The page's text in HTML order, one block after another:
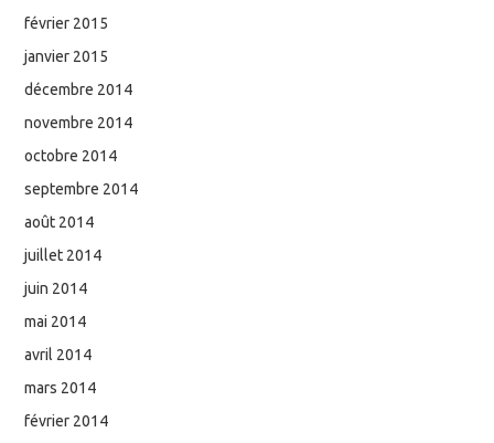
février 2015
janvier 2015
décembre 2014
novembre 2014
octobre 2014
septembre 2014
août 2014
juillet 2014
juin 2014
mai 2014
avril 2014
mars 2014
février 2014